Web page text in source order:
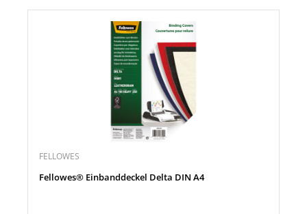
FELLOWES
Fellowes® Einbanddeckel Delta DIN A4